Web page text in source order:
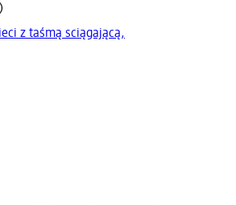
z taśmą sciągającą,